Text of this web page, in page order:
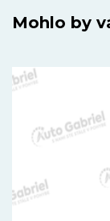
Mohlo by